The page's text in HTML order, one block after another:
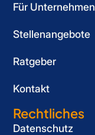
Für Unternehmen
Stellenangebote
Ratgeber
Kontakt
Rechtliches
Datenschutz